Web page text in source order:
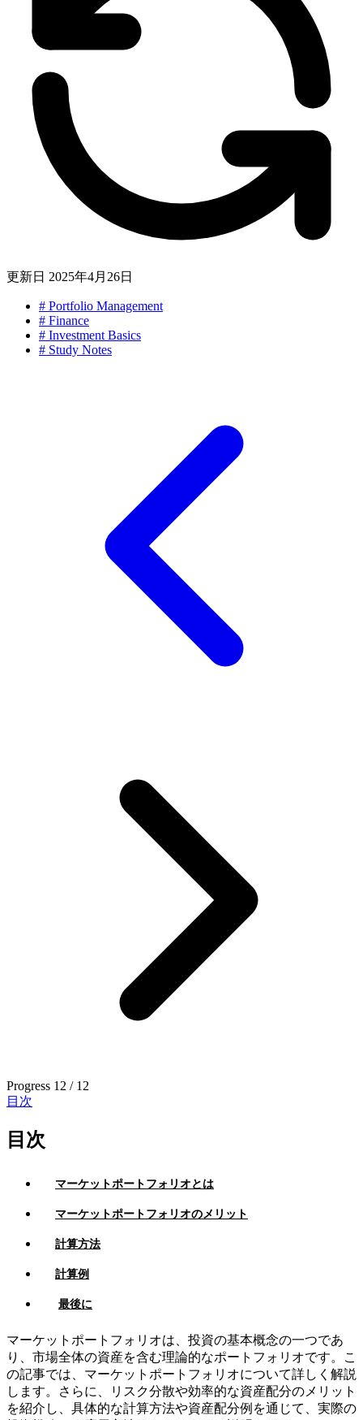
更新日 2025年4月26日
# Portfolio Management
# Finance
# Investment Basics
# Study Notes
Progress 12 / 12
目次
目次
マーケットポートフォリオとは
マーケットポートフォリオのメリット
計算方法
計算例
最後に
マーケットポートフォリオは、投資の基本概念の一つであ
り、市場全体の資産を含む理論的なポートフォリオです。こ
の記事では、マーケットポートフォリオについて詳しく解説
します。さらに、リスク分散や効率的な資産配分のメリット
を紹介し、具体的な計算方法や資産配分例を通じて、実際の